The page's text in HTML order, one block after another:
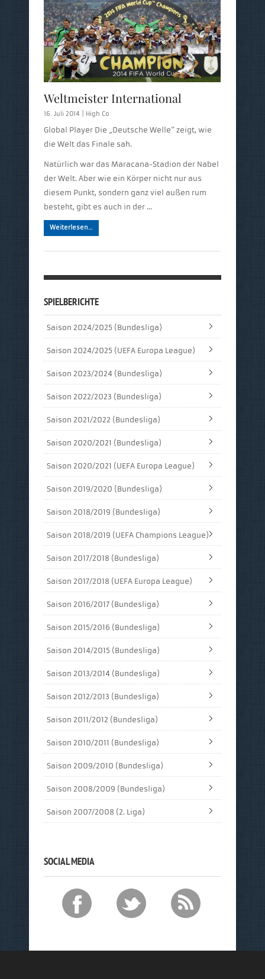
Weltmeister International
16. Juli 2014 | High Co
Global Player Die „Deutsche Welle“ zeigt, wie
die Welt das Finale sah.
Natürlich war das Maracana-Stadion der Nabel
der Welt. Aber wie ein Körper nicht nur aus
diesem Punkt, sondern ganz viel außen rum
besteht, gibt es auch in der …
Weiterlesen…
SPIELBERICHTE
Saison 2024/2025 (Bundesliga)
Saison 2024/2025 (UEFA Europa League)
Saison 2023/2024 (Bundesliga)
Saison 2022/2023 (Bundesliga)
Saison 2021/2022 (Bundesliga)
Saison 2020/2021 (Bundesliga)
Saison 2020/2021 (UEFA Europa League)
Saison 2019/2020 (Bundesliga)
Saison 2018/2019 (Bundesliga)
Saison 2018/2019 (UEFA Champions League)
Saison 2017/2018 (Bundesliga)
Saison 2017/2018 (UEFA Europa League)
Saison 2016/2017 (Bundesliga)
Saison 2015/2016 (Bundesliga)
Saison 2014/2015 (Bundesliga)
Saison 2013/2014 (Bundesliga)
Saison 2012/2013 (Bundesliga)
Saison 2011/2012 (Bundesliga)
Saison 2010/2011 (Bundesliga)
Saison 2009/2010 (Bundesliga)
Saison 2008/2009 (Bundesliga)
Saison 2007/2008 (2. Liga)
SOCIAL MEDIA